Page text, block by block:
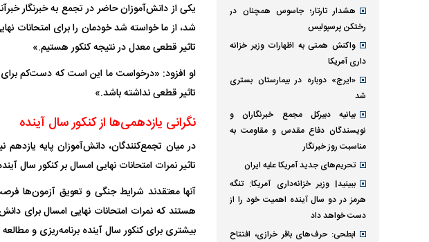
یکی از دانش‌آموزان حاضر در تجمع به خبرنگار
شد، از ما خواسته شد خودمان را برای امتحانات
تاثیر قطعی معدل در نتیجه کنکور هستیم.»
او افزود: «درخواست ما این است که دست‌کم برای
تاثیر قطعی نداشته باشد.»
نگرانی یازدهمی‌ها از کنکور سال آینده
در میان تجمع‌کنندگان، دانش‌آموزان پایه یازدهم
تاثیر نمرات امتحانات نهایی امسال بر کنکور سال
آنها معتقدند شرایط جنگی و تعویق آزمون‌ها
هستند که نمرات امتحانات نهایی امسال برای
بیشتری برای کنکور سال آینده برنامه‌ریزی و مطالعه
هشدار تارتار؛ جاسوس همچنان در
رختکن پرسپولیس
واکنش همتی به اظهارات وزیر خزانه
داری آمریکا
«ایرج» دوباره در بیمارستان بستری
شد
بیانیه دبیرکل مجمع خبرنگاران و
نویسندگان دفاع مقدس و مقاومت به
مناسبت روز خبرنگار
تحریم‌های جدید آمریکا علیه ایران
ببینید| وزیر خزانه‌داری آمریکا: تنگه
هرمز در دو سال آینده اهمیت خود را از
دست خواهد داد
ابطحی: حرف‌های باقر خرازی، افتتاح